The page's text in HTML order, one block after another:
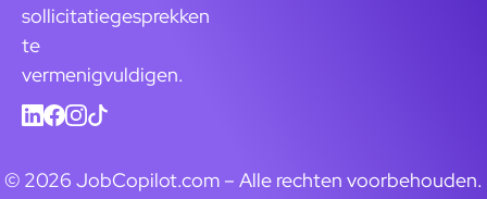
sollicitatiegesprekken
te
vermenigvuldigen.
© 2026 JobCopilot.com – Alle rechten voorbehouden.